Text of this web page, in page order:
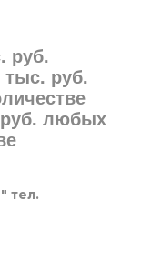
руб.
тыс. руб.
руб. любых
тел.